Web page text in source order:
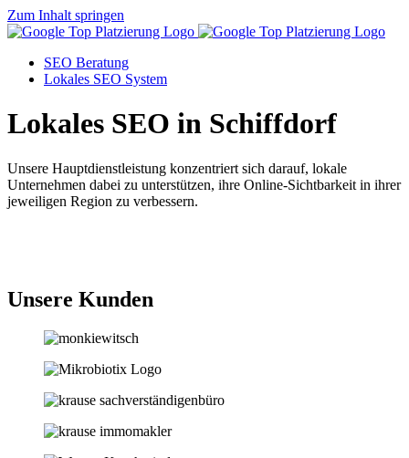
Zum Inhalt springen
SEO Beratung
Lokales SEO System
Lokales SEO in Schiffdorf
Unsere Hauptdienstleistung konzentriert sich darauf, lokale
Unternehmen dabei zu unterstützen, ihre Online-Sichtbarkeit in ihrer
jeweiligen Region zu verbessern.
Unsere Kunden